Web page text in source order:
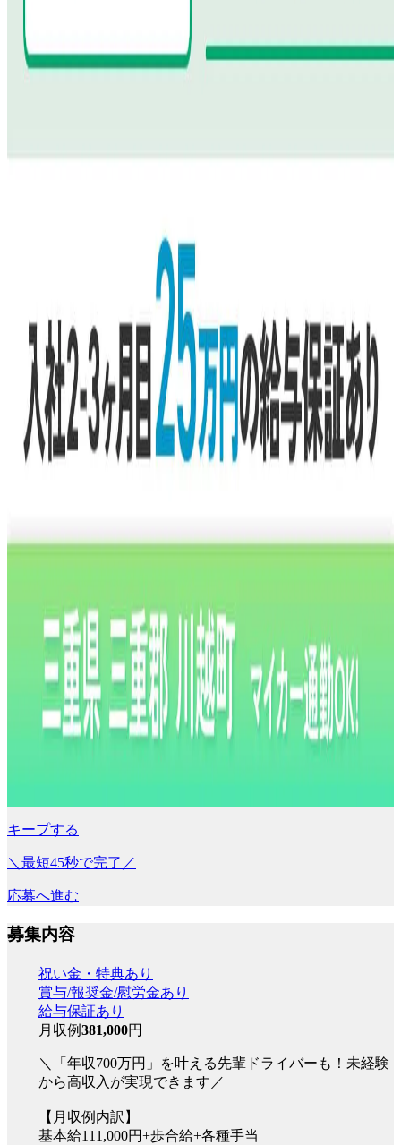
キープする
＼最短45秒で完了／
応募へ進む
募集内容
祝い金・特典あり
賞与/報奨金/慰労金あり
給与保証あり
月収例381,000円
＼「年収700万円」を叶える先輩ドライバーも！未経験
から高収入が実現できます／
【月収例内訳】
基本給111,000円+歩合給+各種手当